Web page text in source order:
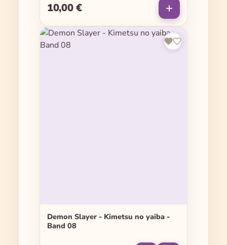
Regulärer Preis:
10,00 €
Demon Slayer - Kimetsu no yaiba -
Band 08